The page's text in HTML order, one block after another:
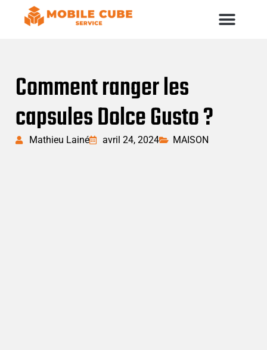
Comment ranger les
capsules Dolce Gusto ?
Mathieu Lainé avril 24, 2024 MAISON